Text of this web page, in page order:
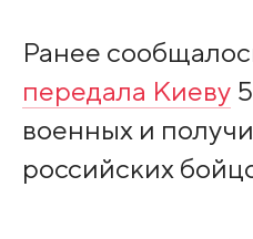
Ранее
передала Киеву
военных и
российских